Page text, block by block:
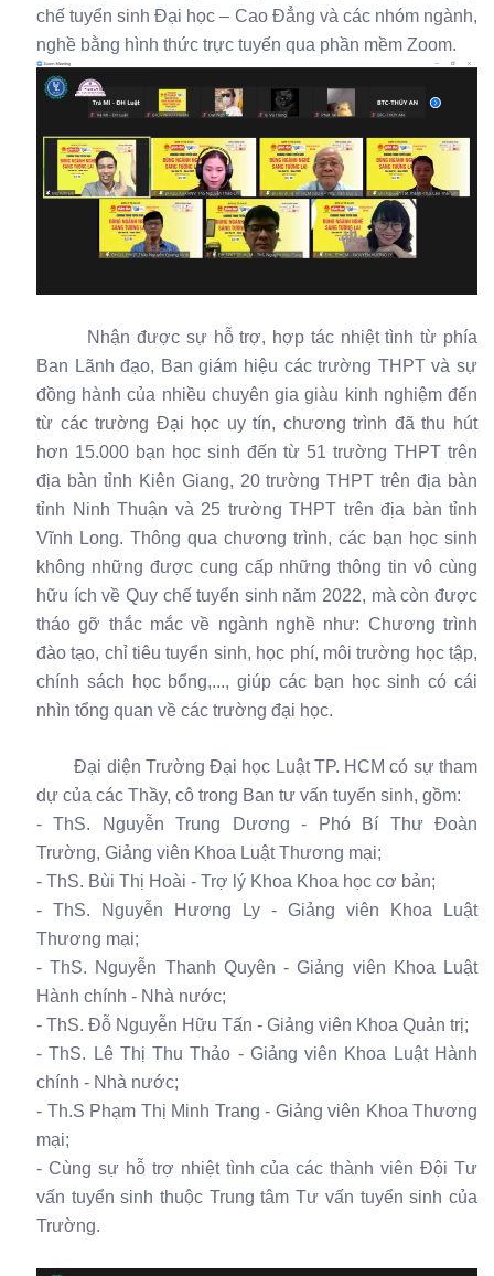
chế tuyển sinh Đại học – Cao Đẳng và các nhóm ngành,
nghề bằng hình thức trực tuyến qua phần mềm Zoom.
Nhận được sự hỗ trợ, hợp tác nhiệt tình từ phía
Ban Lãnh đạo, Ban giám hiệu các trường THPT và sự
đồng hành của nhiều chuyên gia giàu kinh nghiệm đến
từ các trường Đại học uy tín, chương trình đã thu hút
hơn 15.000 bạn học sinh đến từ 51 trường THPT trên
địa bàn tỉnh Kiên Giang, 20 trường THPT trên địa bàn
tỉnh Ninh Thuận và 25 trường THPT trên địa bàn tỉnh
Vĩnh Long. Thông qua chương trình, các bạn học sinh
không những được cung cấp những thông tin vô cùng
hữu ích về Quy chế tuyển sinh năm 2022, mà còn được
tháo gỡ thắc mắc về ngành nghề như: Chương trình
đào tạo, chỉ tiêu tuyển sinh, học phí, môi trường học tập,
chính sách học bổng,..., giúp các bạn học sinh có cái
nhìn tổng quan về các trường đại học.
Đại diện Trường Đại học Luật TP. HCM có sự tham
dự của các Thầy, cô trong Ban tư vấn tuyển sinh, gồm:
- ThS. Nguyễn Trung Dương - Phó Bí Thư Đoàn
Trường, Giảng viên Khoa Luật Thương mại;
- ThS. Bùi Thị Hoài - Trợ lý Khoa Khoa học cơ bản;
- ThS. Nguyễn Hương Ly - Giảng viên Khoa Luật
Thương mại;
- ThS. Nguyễn Thanh Quyên - Giảng viên Khoa Luật
Hành chính - Nhà nước;
- ThS. Đỗ Nguyễn Hữu Tấn - Giảng viên Khoa Quản trị;
- ThS. Lê Thị Thu Thảo - Giảng viên Khoa Luật Hành
chính - Nhà nước;
- Th.S Phạm Thị Minh Trang - Giảng viên Khoa Thương
mại;
- Cùng sự hỗ trợ nhiệt tình của các thành viên Đội Tư
vấn tuyển sinh thuộc Trung tâm Tư vấn tuyển sinh của
Trường.